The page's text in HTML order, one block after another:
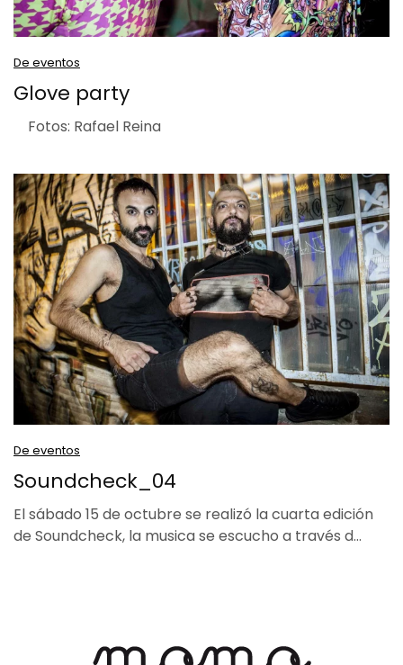
De eventos
Glove party
Fotos: Rafael Reina
De eventos
Soundcheck_04
El sábado 15 de octubre se realizó la cuarta edición
de Soundcheck, la musica se escucho a través d…